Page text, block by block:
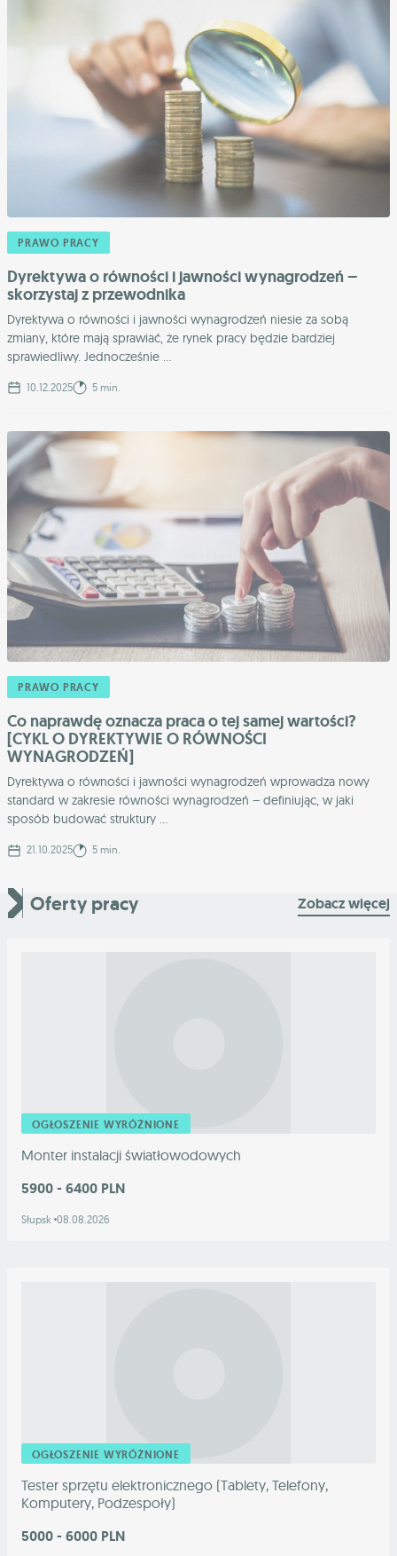
PRAWO PRACY
Dyrektywa o równości i jawności wynagrodzeń –
skorzystaj z przewodnika
Dyrektywa o równości i jawności wynagrodzeń niesie za sobą
zmiany, które mają sprawiać, że rynek pracy będzie bardziej
sprawiedliwy. Jednocześnie ...
10.12.2025 5 min.
PRAWO PRACY
Co naprawdę oznacza praca o tej samej wartości?
[CYKL O DYREKTYWIE O RÓWNOŚCI
WYNAGRODZEŃ]
Dyrektywa o równości i jawności wynagrodzeń wprowadza nowy
standard w zakresie równości wynagrodzeń – definiując, w jaki
sposób budować struktury ...
21.10.2025 5 min.
Oferty pracy Zobacz więcej
OGŁOSZENIE WYRÓŻNIONE
Monter instalacji światłowodowych
5900 - 6400 PLN
Słupsk 08.08.2026
OGŁOSZENIE WYRÓŻNIONE
Tester sprzętu elektronicznego (Tablety, Telefony,
Komputery, Podzespoły)
5000 - 6000 PLN